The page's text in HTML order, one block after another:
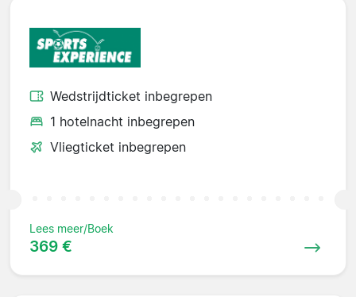
Wedstrijdticket inbegrepen
1 hotelnacht inbegrepen
Vliegticket inbegrepen
Lees meer/Boek
369 €